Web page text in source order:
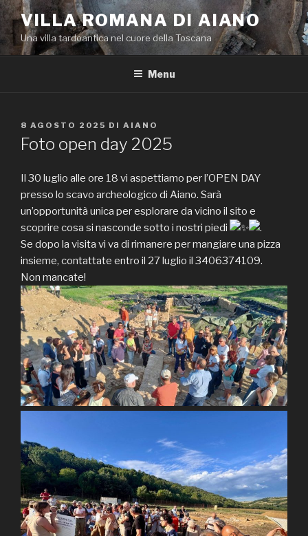
Salta
contenuto
VILLA ROMANA DI AIANO
Una villa tardoantica nel cuore della Toscana
Menu
PUBBLICATO
IL
8 AGOSTO 2025 DI AIANO
Foto open day 2025
Il 30 luglio alle ore 18 vi aspettiamo per l’OPEN DAY
presso lo scavo archeologico di Aiano. Sarà
un’opportunità unica per esplorare da vicino il sito e
scoprire cosa si nasconde sotto i nostri piedi
.
Se dopo la visita vi va di rimanere per mangiare una pizza
insieme, contattate entro il 27 luglio il 3406374109.
Non mancate!